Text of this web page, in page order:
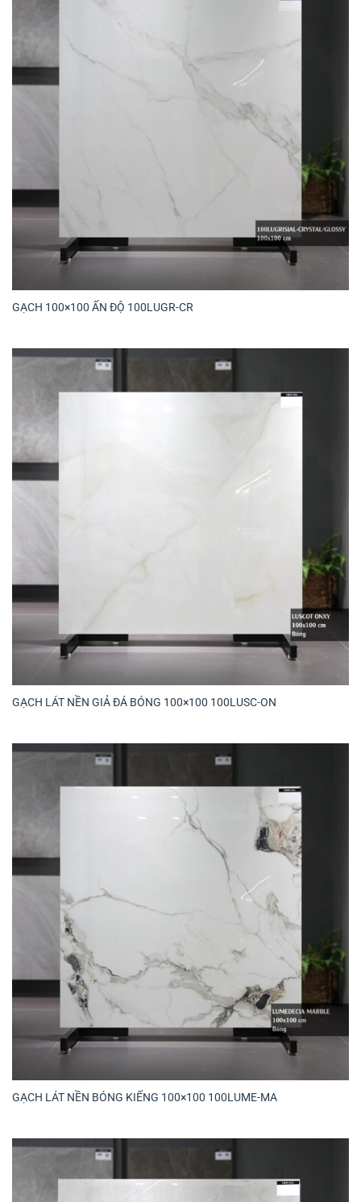
GẠCH 100×100 ẤN ĐỘ 100LUGR-CR
GẠCH LÁT NỀN GIẢ ĐÁ BÓNG 100×100 100LUSC-ON
GẠCH LÁT NỀN BÓNG KIẾNG 100×100 100LUME-MA